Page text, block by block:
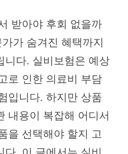
받아야 후회 없을까
가 숨겨진 혜택까지
니다. 실비보험은 예상
로 인한 의료비 부담
입니다. 하지만 상품
내용이 복잡해 어디서
을 선택해야 할지 고